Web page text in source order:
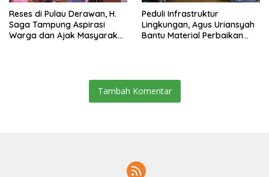
Reses di Pulau Derawan, H.
Saga Tampung Aspirasi
Warga dan Ajak Masyarakat
Peduli Infrastruktur
Lingkungan, Agus Uriansyah
Bantu Material Perbaikan
Tambah Komentar